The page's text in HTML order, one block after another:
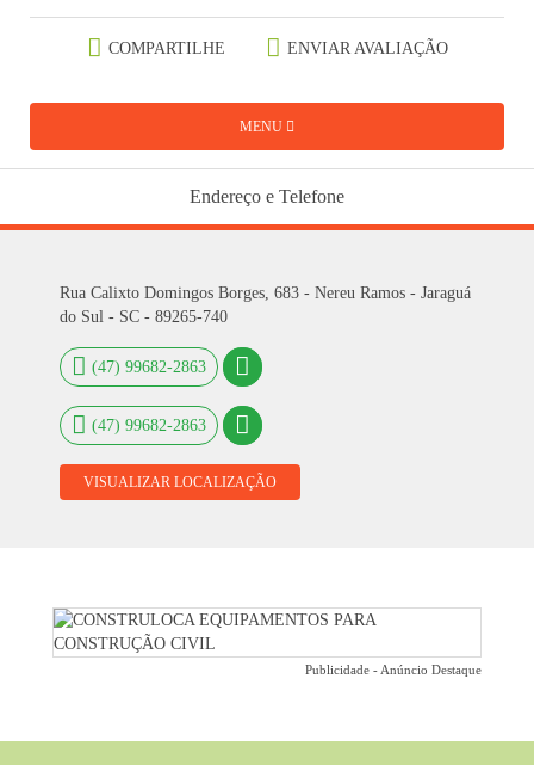
COMPARTILHE ENVIAR AVALIAÇÃO
MENU
Endereço e Telefone
Rua Calixto Domingos Borges, 683 - Nereu Ramos - Jaraguá
do Sul - SC - 89265-740
(47) 99682-2863
(47) 99682-2863
VISUALIZAR LOCALIZAÇÃO
Publicidade - Anúncio Destaque